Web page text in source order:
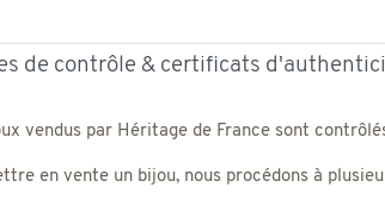
de contrôle & certificats
vendus par Héritage de France sont
en vente un bijou, nous procédons à